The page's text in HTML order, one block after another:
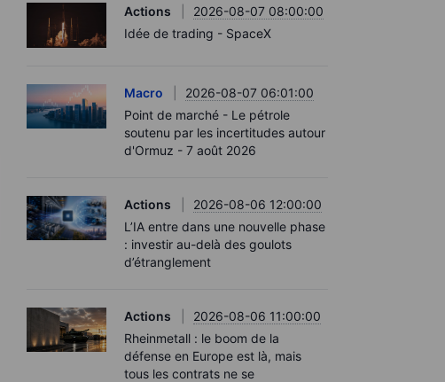
Actions
2026-08-07 08:00:00
Idée de trading - SpaceX
Macro
2026-08-07 06:01:00
Point de marché - Le pétrole
soutenu par les incertitudes autour
d'Ormuz - 7 août 2026
Actions
2026-08-06 12:00:00
L’IA entre dans une nouvelle phase
: investir au-delà des goulots
d’étranglement
Actions
2026-08-06 11:00:00
Rheinmetall : le boom de la
défense en Europe est là, mais
tous les contrats ne se